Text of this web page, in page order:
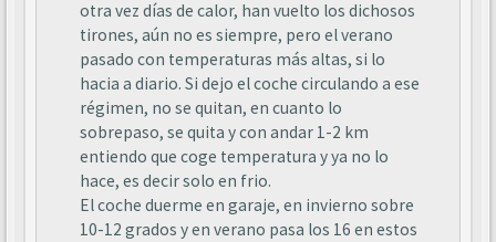
otra vez días de calor, han vuelto los dichosos
tirones, aún no es siempre, pero el verano
pasado con temperaturas más altas, si lo
hacia a diario. Si dejo el coche circulando a ese
régimen, no se quitan, en cuanto lo
sobrepaso, se quita y con andar 1-2 km
entiendo que coge temperatura y ya no lo
hace, es decir solo en frio.
El coche duerme en garaje, en invierno sobre
10-12 grados y en verano pasa los 16 en estos